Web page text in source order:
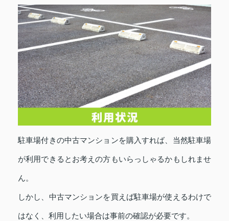
駐車場付きの中古マンションを購入すれば、当然駐車場
が利用できるとお考えの方もいらっしゃるかもしれませ
ん。
しかし、中古マンションを買えば駐車場が使えるわけで
はなく、利用したい場合は事前の確認が必要です。